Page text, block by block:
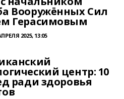
Вооружённых Сил
Герасимовым
2025, 13:05
центр: 10
ради здоровья